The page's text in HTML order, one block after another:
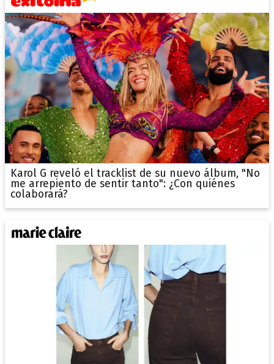
Karol G reveló el tracklist de su nuevo álbum, "No
me arrepiento de sentir tanto": ¿Con quiénes
colaborará?